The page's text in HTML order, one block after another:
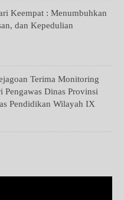
Keempat : Menumbuhkan
dan Kepedulian
Terima Monitoring
Pengawas Dinas Provinsi
Pendidikan Wilayah IX